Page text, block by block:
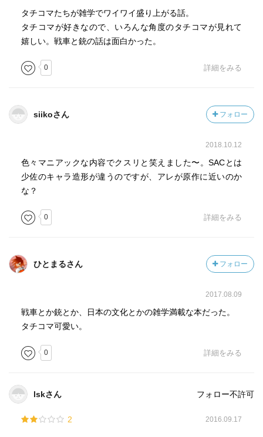
タチコマたちが雑学でワイワイ盛り上がる話。
タチコマが好きなので、いろんな角度のタチコマが見れて
嬉しい。戦車と銃の話は面白かった。
0 詳細をみる
siikoさん フォロー
2018.10.12
色々マニアックな内容でクスリと笑えました〜。SACとは
少佐のキャラ造形が違うのですが、アレが原作に近いのか
な？
0 詳細をみる
ひとまるさん フォロー
2017.08.09
戦車とか銃とか、日本の文化とかの雑学満載な本だった。
タチコマ可愛い。
0 詳細をみる
lskさん フォロー不許可
2 2016.09.17